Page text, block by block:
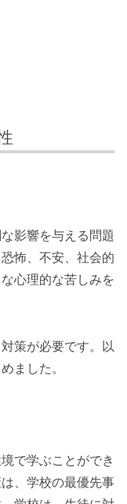
影響を与える問題
怖、不安、社会的
心理的な苦しみを
策が必要です。以
ました。
で学ぶことができ
、学校の最優先事